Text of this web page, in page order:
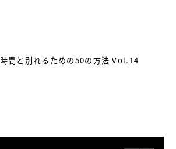
時間と別れるための50の方法 Vol.14